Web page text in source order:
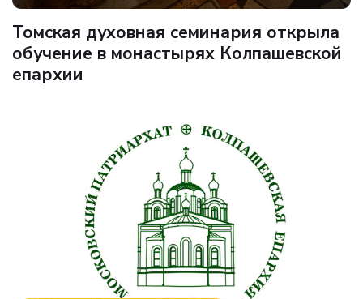
Томская духовная семинария открыла
обучение в монастырях Колпашевской
епархии